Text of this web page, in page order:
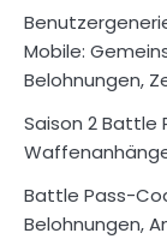
Mobile:
Belohnungen,
Saison 2 Battle
Battle Pass-
Belohnungen,